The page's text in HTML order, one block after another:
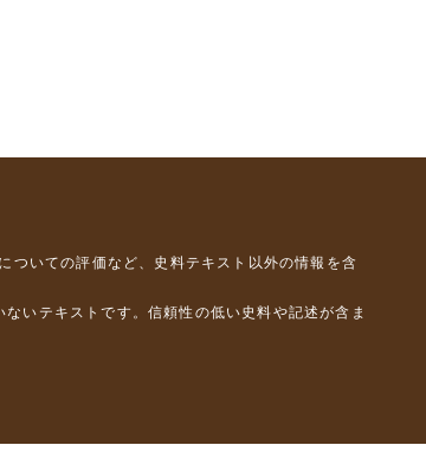
ついての評価など、史料テキスト以外の情報を含
いテキストです。信頼性の低い史料や記述が含ま